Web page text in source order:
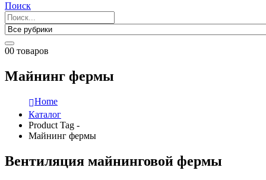
Поиск
00 товаров
Майнинг фермы
Home
Каталог
Product Tag -
Майнинг фермы
Вентиляция майнинговой фермы